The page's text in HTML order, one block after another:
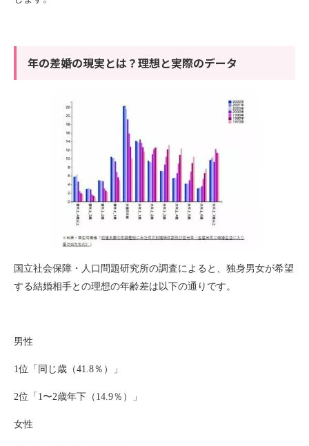
年の差婚の現実とは？理想と実際のデータ
国立社会保障・人口問題研究所の調査によると、独身男女が希望
する結婚相手との理想の年齢差は以下の通りです。
男性
1位「同じ歳（41.8％）」
2位「 1〜2歳年下（ 14.9％）」
女性